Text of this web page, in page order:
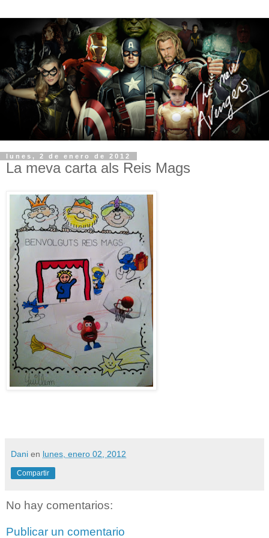
lunes, 2 de enero de 2012
La meva carta als Reis Mags
Dani en lunes, enero 02, 2012
Compartir
No hay comentarios:
Publicar un comentario